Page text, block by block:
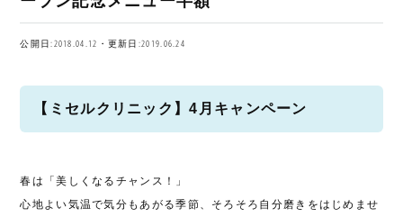
公開日:2018.04.12・更新日:2019.06.24
【ミセルクリニック】4月キャンペーン
春は「美しくなるチャンス！」
心地よい気温で気分もあがる季節、そろそろ自分磨きをはじめませ